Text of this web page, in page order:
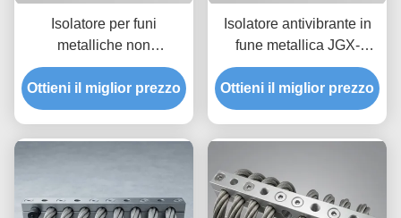
Isolatore per funi
metalliche non
magnetiche EMC-Safe
JGX-2228D-665B
Supporto per
Ottieni il miglior prezzo
Isolatore antivibrante in
fune metallica JGX-
2228D-860B, acciaio
inossidabile, lunga
durata, ammortizzatore
Ottieni il miglior prezzo